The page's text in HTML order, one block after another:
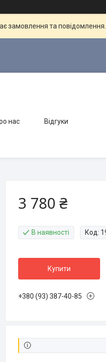
замовлення та повідомлення.
нас Відгуки
3 780 ₴
В наявності Код:
Купити
+380 (93) 387-40-85